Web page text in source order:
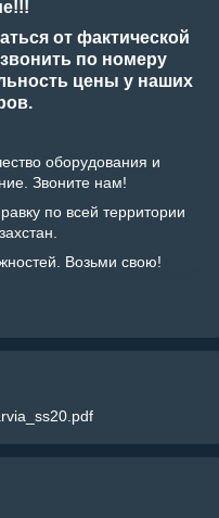
от фактической
по номеру
цены у наших
оборудования и
Звоните нам!
по всей территории
Возьми свою!